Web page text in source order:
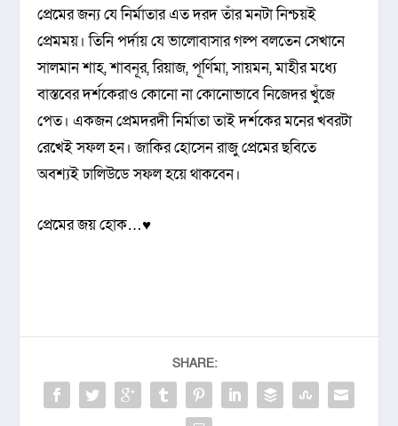
প্রেমের জন্য যে নির্মাতার এত দরদ তাঁর মনটা নিশ্চয়ই
প্রেমময়। তিনি পর্দায় যে ভালোবাসার গল্প বলতেন সেখানে
সালমান শাহ, শাবনূর, রিয়াজ, পূর্ণিমা, সায়মন, মাহীর মধ্যে
বাস্তবের দর্শকেরাও কোনো না কোনোভাবে নিজেদর খুঁজে
পেত। একজন প্রেমদরদী নির্মাতা তাই দর্শকের মনের খবরটা
রেখেই সফল হন। জাকির হোসেন রাজু প্রেমের ছবিতে
অবশ্যই ঢালিউডে সফল হয়ে থাকবেন।
প্রেমের জয় হোক…♥
SHARE: